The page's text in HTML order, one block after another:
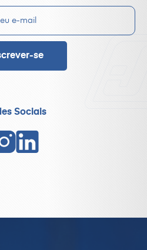
Sociais